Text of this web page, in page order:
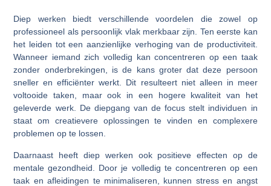
Diep werken biedt verschillende voordelen die zowel op
professioneel als persoonlijk vlak merkbaar zijn. Ten eerste kan
het leiden tot een aanzienlijke verhoging van de productiviteit.
Wanneer iemand zich volledig kan concentreren op een taak
zonder onderbrekingen, is de kans groter dat deze persoon
sneller en efficiënter werkt. Dit resulteert niet alleen in meer
voltooide taken, maar ook in een hogere kwaliteit van het
geleverde werk. De diepgang van de focus stelt individuen in
staat om creatievere oplossingen te vinden en complexere
problemen op te lossen.
Daarnaast heeft diep werken ook positieve effecten op de
mentale gezondheid. Door je volledig te concentreren op een
taak en afleidingen te minimaliseren, kunnen stress en angst